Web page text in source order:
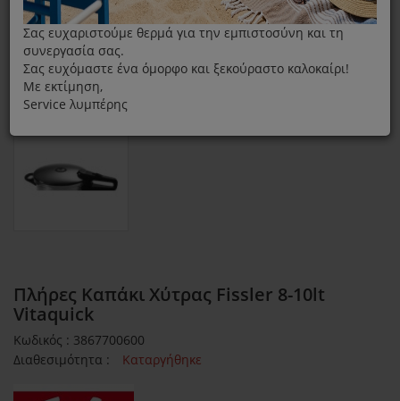
Πλήρες Καπάκι Χύτρας Fissler 8-10lt
Vitaquick
Κωδικός : 3867700600
Διαθεσιμότητα :
Καταργήθηκε
Σας ευχαριστούμε θερμά για την εμπιστοσύνη και τη
συνεργασία σας.
Σας ευχόμαστε ένα όμορφο και ξεκούραστο καλοκαίρι!
Με εκτίμηση,
Service λυμπέρης